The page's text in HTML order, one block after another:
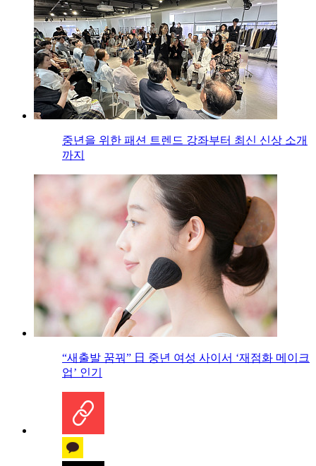
중년을 위한 패션 트렌드 강좌부터 최신 신상 소개
까지
“새출발 꿈꿔” 日 중년 여성 사이서 ‘재점화 메이크
업’ 인기